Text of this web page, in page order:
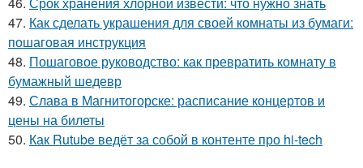
47. Как сделать украшения для своей комнаты из бумаги:
пошаговая инструкция
48. Пошаговое руководство: как превратить комнату в
бумажный шедевр
49. Слава в Магнитогорске: расписание концертов и
цены на билеты
50. Как Rutube ведёт за собой в контенте про hi-tech